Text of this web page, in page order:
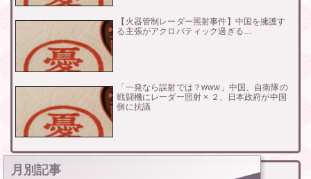
【火器管制レーダー照射事件】中国を擁護す
る主張がアクロバティック過ぎる…
「一発なら誤射では？www」中国、自衛隊の
戦闘機にレーダー照射 × ２、日本政府が中国
側に抗議
月別記事